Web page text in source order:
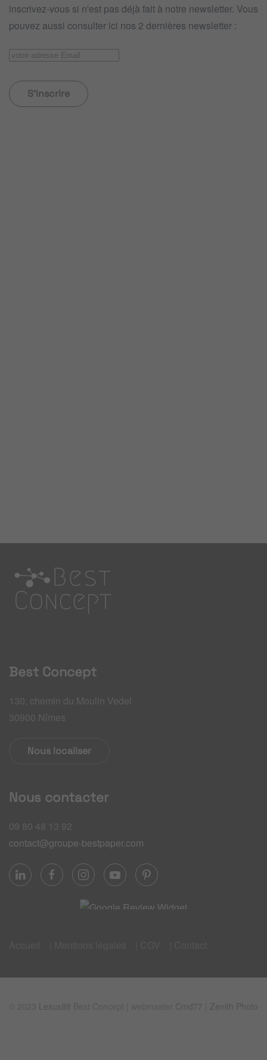
inscrivez-vous si n'est pas déjà fait à notre newsletter. Vous
pouvez aussi consulter ici nos 2 dernières newsletter :
S'inscrire
Best Concept
130, chemin du Moulin Vedel
30900 Nîmes
Nous localiser
Nous contacter
09 80 48 13 92
contact@groupe-bestpaper.com
Lexus88 Cmd77 Zenith Photo